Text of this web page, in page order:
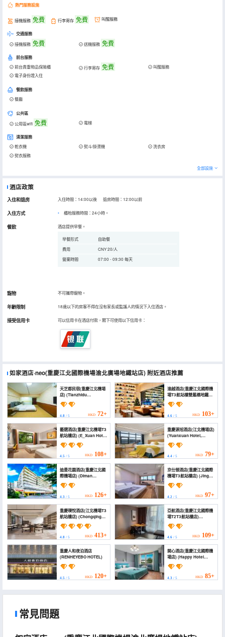
熱門服務設施
接機服務 免費 行李寄存 免費 叫醒服務
交通服務
接機服務 免費 送機服務 免費
前台服務
前台貴重物品保險櫃 行李寄存 免費
叫醒服務
電子身份證入住
餐飲服務
餐廳
公共區
公用區wifi 免費 電梯
清潔服務
乾衣機 熨斗/掛燙機
洗衣房
熨衣服務
全部設施
酒店政策
入住和退房 入住時間：14:00以後 退房時間：12:00以前
入住方式 櫃枱服務時間：24小時。
餐飲 酒店提供早餐。
早餐形式
自助餐
費用
CNY 20/人
營業時間
07:00 - 09:30 每天
寵物 不可攜帶寵物。
年齡限制 18歲以下的房客不得在沒有家長或監護人的情況下入住酒店。
接受信用卡 可以信用卡在酒店付款，閣下可使用以下信用卡：
如家酒店·neo(重慶江北國際機場渝北廣場地鐵站店) 附近酒店推薦
天芝都民宿(重慶江北機場
店) (Tianzhidu
Homestay (Chongqing
Jiangbei Airport))
4.8 / 5 HKD 72+
渝越酒店(重慶江北國際機
場T3航站樓雙鳳橋地鐵站
店) (Yuyue Hotel
(Chongqing Jiangbei
International Airport T3
Terminal
Shuangfengqiao
Subway Station))
4.6/ 5 HKD 103+
藝選酒店(重慶江北機場T3
航站樓店) (E_Xuan Hotel
(Jiangbei International
Airport Branch))
4.5 / 5 HKD 108+
重慶源旭酒店(江北機場店)
(Yuanxuan Hotel,
Chongqing)
4.4/ 5 HKD 79+
迪曼花園酒店(重慶江北國
際機場店) (Diman
Garden Hotel
(Chongqing Jiangbei
International Airport))
4.3 / 5 HKD 126+
京仕頓酒店(重慶江北國際
機場T3航站樓店) (Jing
Shidun Hotel
(Chongqing Jiangbei
International Airport T3
Terminal))
4.2/ 5 HKD 97+
重慶璞悅酒店(江北機場T3
航站樓店) (Chongqing
PuYue Hotel (Jiangbei
Airport))
4.8 / 5 HKD 413+
亞航酒店(重慶江北國際機
場T2T3航站樓店)
(yahang hotel)
4.6/ 5 HKD 109+
重慶人和夜泊酒店
(RENHEYEBO HOTEL)
4.5 / 5 HKD 120+
開心酒店(重慶江北國際機
場店) (Happy Hotel
(Chongqing Jiangbei
International Airport))
4.3/ 5 HKD 85+
常見問題